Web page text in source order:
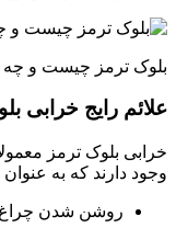
بلوک ترمز چیست و چه
علائم رایج خرابی
خرابی بلوک ترمز
وجود دارند که به
روشن شدن چراغ ABS در پشت آمپر: